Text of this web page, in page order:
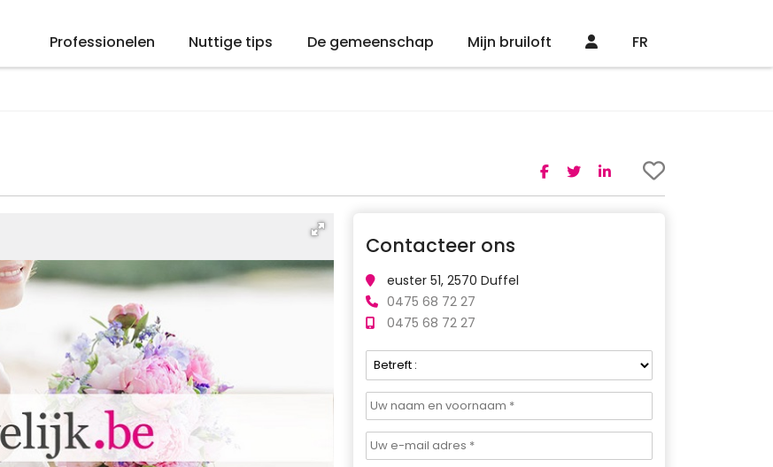
Professionelen Nuttige tips De gemeenschap Mijn bruiloft FR
Contacteer ons
euster 51, 2570 Duffel
0475 68 72 27
0475 68 72 27